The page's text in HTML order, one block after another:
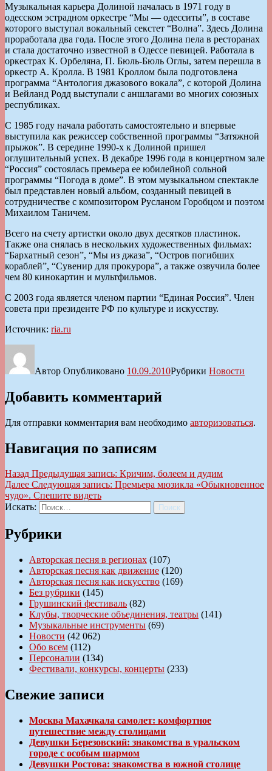
Музыкальная карьера Долиной началась в 1971 году в
одесском эстрадном оркестре “Мы — одесситы”, в составе
которого выступал вокальный секстет “Волна”. Здесь Долина
проработала два года. После этого Долина пела в ресторанах
и стала достаточно известной в Одессе певицей. Работала в
оркестрах К. Орбеляна, П. Бюль-Бюль Оглы, затем перешла в
оркестр А. Кролла. В 1981 Кроллом была подготовлена
программа “Антология джазового вокала”, с которой Долина
и Вейланд Родд выступали с аншлагами во многих союзных
республиках.
С 1985 году начала работать самостоятельно и впервые
выступила как режиссер собственной программы “Затяжной
прыжок”. В середине 1990-х к Долиной пришел
оглушительный успех. В декабре 1996 года в концертном зале
“Россия” состоялась премьера ее юбилейной сольной
программы “Погода в доме”. В этом музыкальном спектакле
был представлен новый альбом, созданный певицей в
сотрудничестве с композитором Русланом Горобцом и поэтом
Михаилом Таничем.
Всего на счету артистки около двух десятков пластинок.
Также она снялась в нескольких художественных фильмах:
“Бархатный сезон”, “Мы из джаза”, “Остров погибших
кораблей”, “Сувенир для прокурора”, а также озвучила более
чем 80 кинокартин и мультфильмов.
С 2003 года является членом партии “Единая Россия”. Член
совета при президенте РФ по культуре и искусству.
Источник: ria.ru
Автор Опубликовано 10.09.2010Рубрики Новости
Добавить комментарий
Для отправки комментария вам необходимо авторизоваться.
Навигация по записям
Назад Предыдущая запись: Кричим, болеем и дудим
Далее Следующая запись: Премьера мюзикла «Обыкновенное
чудо». Спешите видеть
Искать:
Поиск
Рубрики
Авторская песня в регионах (107)
Авторская песня как движение (120)
Авторская песня как искусство (169)
Без рубрики (145)
Грушинский фестиваль (82)
Клубы, творческие объединения, театры (141)
Музыкальные инструменты (69)
Новости (42 062)
Обо всем (112)
Персоналии (134)
Фестивали, конкурсы, концерты (233)
Свежие записи
Москва Махачкала самолет: комфортное
путешествие между столицами
Девушки Березовский: знакомства в уральском
городе с особым шармом
Девушки Ростова: знакомства в южной столице